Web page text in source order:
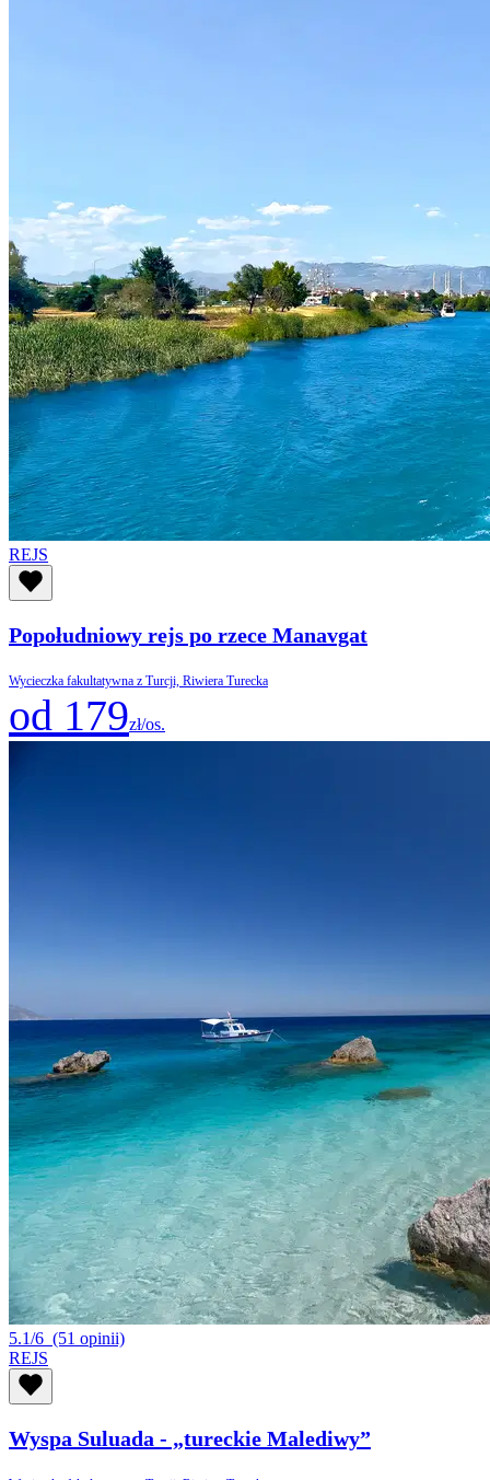
REJS
Popołudniowy rejs po rzece Manavgat
Wycieczka fakultatywna z Turcji, Riwiera Turecka
od 179zł/os.
5.1/6 (51 opinii)
REJS
Wyspa Suluada - „tureckie Malediwy”